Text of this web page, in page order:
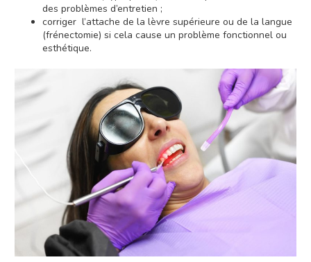
des problèmes d’entretien ;
corriger l’attache de la lèvre supérieure ou de la langue
(frénectomie) si cela cause un problème fonctionnel ou
esthétique.